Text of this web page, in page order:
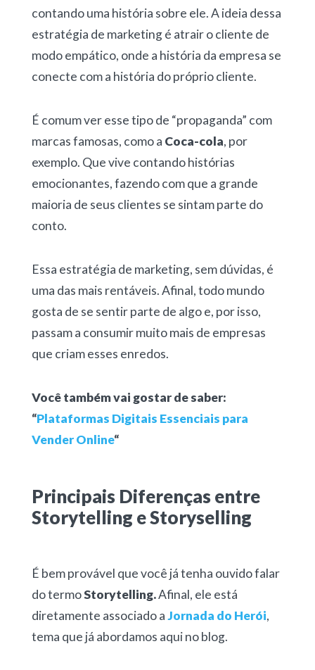
contando uma história sobre ele. A ideia dessa
estratégia de marketing é atrair o cliente de
modo empático, onde a história da empresa se
conecte com a história do próprio cliente.
É comum ver esse tipo de “propaganda” com
marcas famosas, como a Coca-cola, por
exemplo. Que vive contando histórias
emocionantes, fazendo com que a grande
maioria de seus clientes se sintam parte do
conto.
Essa estratégia de marketing, sem dúvidas, é
uma das mais rentáveis. Afinal, todo mundo
gosta de se sentir parte de algo e, por isso,
passam a consumir muito mais de empresas
que criam esses enredos.
Você também vai gostar de saber:
“Plataformas Digitais Essenciais para
Vender Online“
Principais Diferenças entre
Storytelling e Storyselling
É bem provável que você já tenha ouvido falar
do termoStorytelling.Afinal, ele está
diretamente associado aJornada do Herói,
tema que já abordamos aqui no blog.